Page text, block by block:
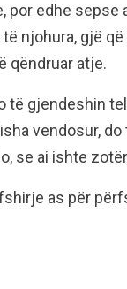
por edhe sepse
njohura, gjë
qëndruar atje.
të gjendeshin
vendosur,
se ai ishte
as për